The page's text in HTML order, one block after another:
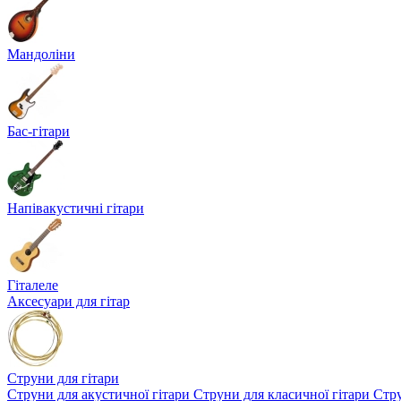
Мандоліни
Бас-гітари
Напівакустичні гітари
Гіталеле
Аксесуари для гітар
Струни для гітари
Струни для акустичної гітари Струни для класичної гітари